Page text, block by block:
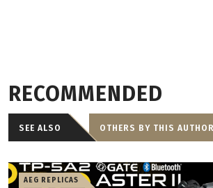
RECOMMENDED
SEE ALSO OTHERS BY THIS AUTHOR
AEG REPLICAS